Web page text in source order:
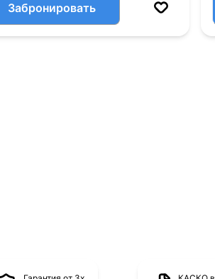
Забронировать